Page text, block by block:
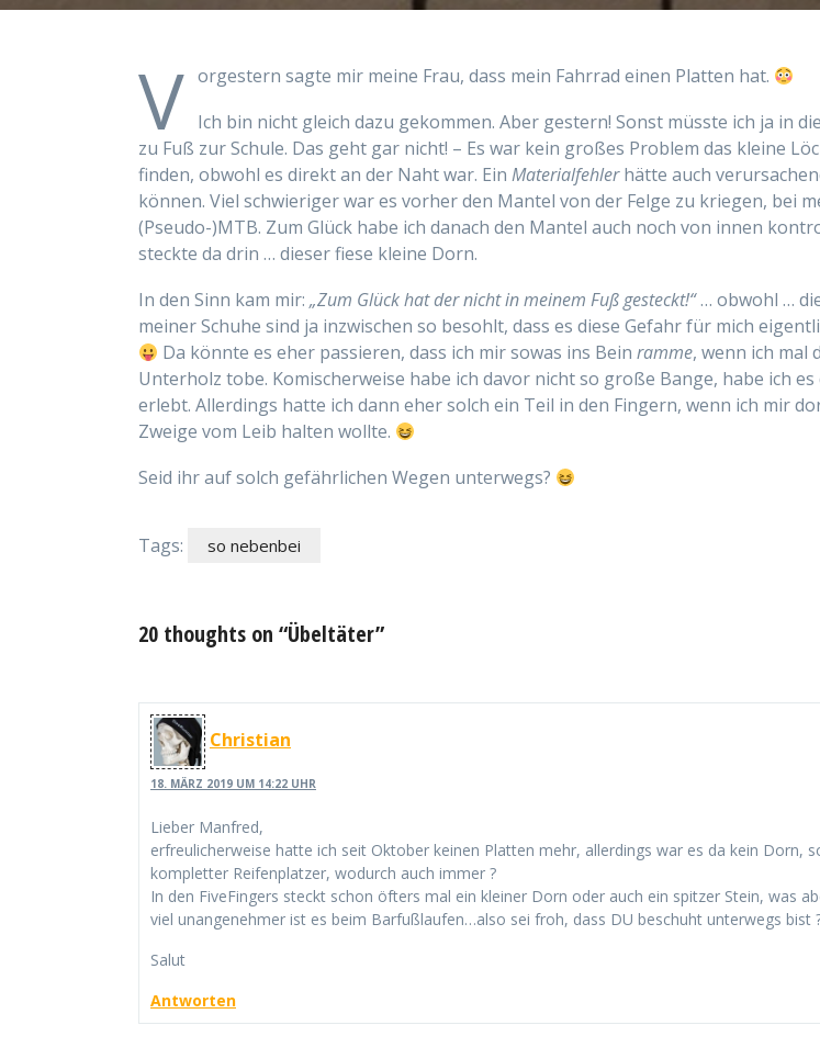
V orgestern sagte mir meine Frau, dass mein Fahrrad einen Platten hat.
Ich bin nicht gleich dazu gekommen. Aber gestern! Sonst müsste ich ja in
zu Fuß zur Schule. Das geht gar nicht! – Es war kein großes Problem das kleine
finden, obwohl es direkt an der Naht war. Ein Materialfehlerhätte auch
können. Viel schwieriger war es vorher den Mantel von der Felge zu kriegen, bei
(Pseudo-)MTB. Zum Glück habe ich danach den Mantel auch noch von innen
steckte da drin … dieser fiese kleine Dorn.
In den Sinn kam mir: „Zum Glück hat der nicht in meinem Fuß gesteckt!“… obwohl …
meiner Schuhe sind ja inzwischen so besohlt, dass es diese Gefahr für mich
Da könnte es eher passieren, dass ich mir sowas ins Beinramme, wenn ich mal
Unterholz tobe. Komischerweise habe ich davor nicht so große Bange, habe ich es
erlebt. Allerdings hatte ich dann eher solch ein Teil in den Fingern, wenn ich mir
Zweige vom Leib halten wollte.
Seid ihr auf solch gefährlichen Wegen unterwegs?
Tags: so nebenbei
20 thoughts on “Übeltäter”
Christian
18. MÄRZ 2019 UM 14:22 UHR
Lieber Manfred,
erfreulicherweise hatte ich seit Oktober keinen Platten mehr, allerdings war es da kein Dorn,
kompletter Reifenplatzer, wodurch auch immer ?
In den FiveFingers steckt schon öfters mal ein kleiner Dorn oder auch ein spitzer Stein, was
viel unangenehmer ist es beim Barfußlaufen…also sei froh, dass DU beschuht unterwegs bist
Salut
Antworten